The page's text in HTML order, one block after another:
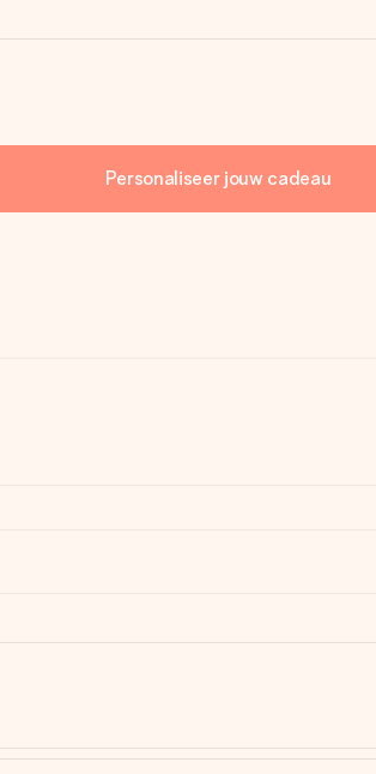
Personaliseer jouw cadeau